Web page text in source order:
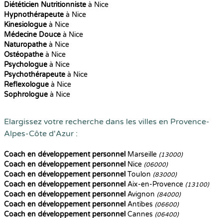
Diététicien Nutritionniste à Nice
Hypnothérapeute à Nice
Kinesiologue à Nice
Médecine Douce à Nice
Naturopathe à Nice
Ostéopathe à Nice
Psychologue à Nice
Psychothérapeute à Nice
Reflexologue à Nice
Sophrologue à Nice
Elargissez votre recherche dans les villes en Provence-
Alpes-Côte d'Azur :
Coach en développement personnel Marseille (13000)
Coach en développement personnel Nice (06000)
Coach en développement personnel Toulon (83000)
Coach en développement personnel Aix-en-Provence (13100)
Coach en développement personnel Avignon (84000)
Coach en développement personnel Antibes (06600)
Coach en développement personnel Cannes (06400)